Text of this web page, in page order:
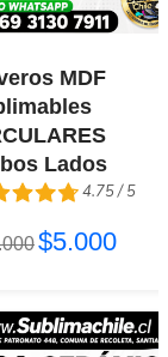
MDF
Lados
/ 5
4.75 / 5
$5.000